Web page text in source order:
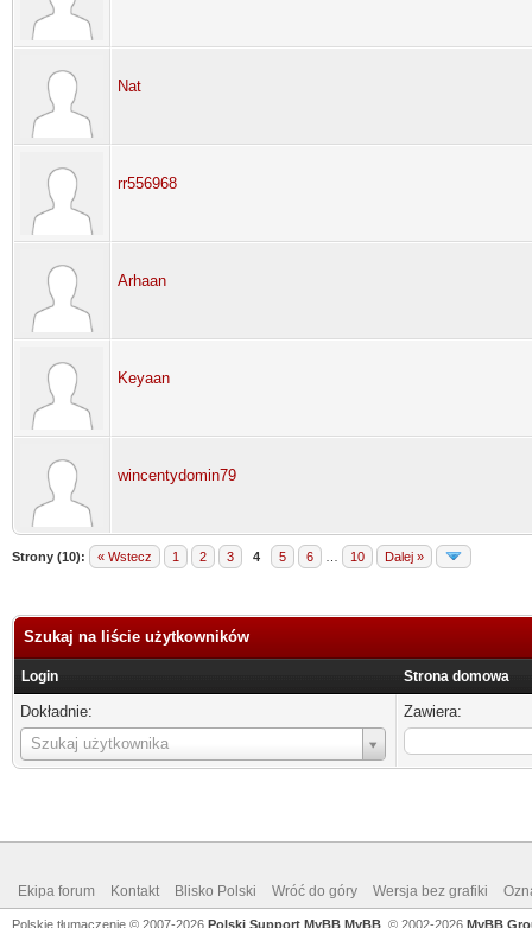
Nat
rr556968
Arhaan
Keyaan
wincentydomin79
Strony (10): « Wstecz 1 2 3 4 5 6 10 Dalej »
Szukaj na liście użytkowników
Login Strona domowa
Dokładnie:
Szukaj użytkownika
Login
Zawiera:
Ekipa forum Kontakt Blisko Polski Wróć do góry Wersja bez grafiki
Polskie tłumaczenie © 2007-2026 Polski Support MyBB MyBB , © 2002-2026 MyBB